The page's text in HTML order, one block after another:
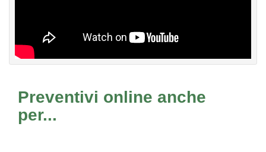
Preventivi online anche
per...